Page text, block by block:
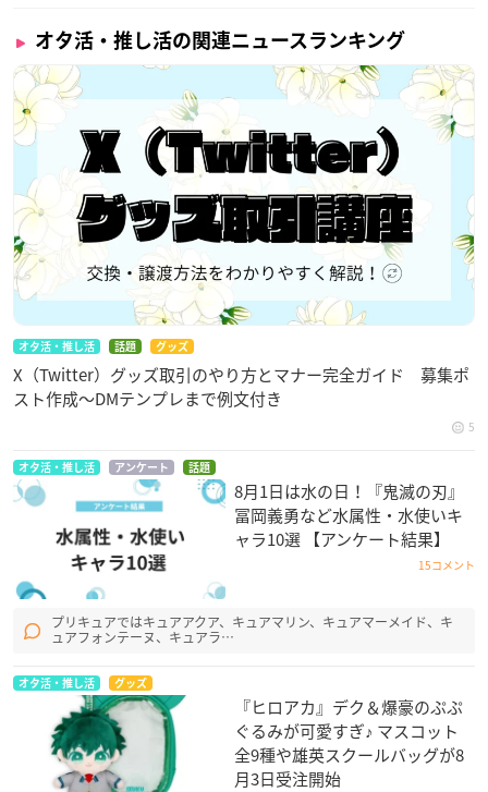
オタ活・推し活の関連ニュースランキング
オタ活・推し活 話題 グッズ
X（Twitter）グッズ取引のやり方とマナー完全ガイド 募集ポ
スト作成〜DMテンプレまで例文付き
5
オタ活・推し活 アンケート 話題
8月1日は水の日！『鬼滅の刃』
冨岡義勇など水属性・水使いキ
ャラ10選 【アンケート結果】
15コメント
プリキュアではキュアアクア、キュアマリン、キュアマーメイド、キ
ュアフォンテーヌ、キュアラ…
オタ活・推し活 グッズ
『ヒロアカ』デク＆爆豪のぷぷ
ぐるみが可愛すぎ♪ マスコット
全9種や雄英スクールバッグが8
月3日受注開始